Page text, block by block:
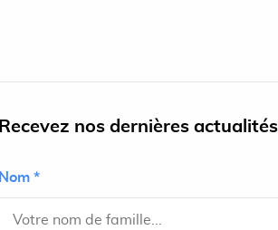
Recevez nos dernières
Nom *